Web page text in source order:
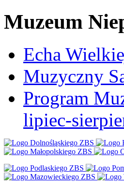
Muzeum
Echa
Muzyczny
Program
lipiec-